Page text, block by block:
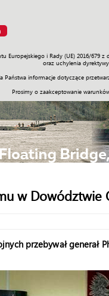
Europejskiego i Rady (UE) 2016/
oraz uchylenia
informacje dotyczące
Prosimy o zaakceptowanie
Prawo Świat
w Dowództwie
przebywał generał